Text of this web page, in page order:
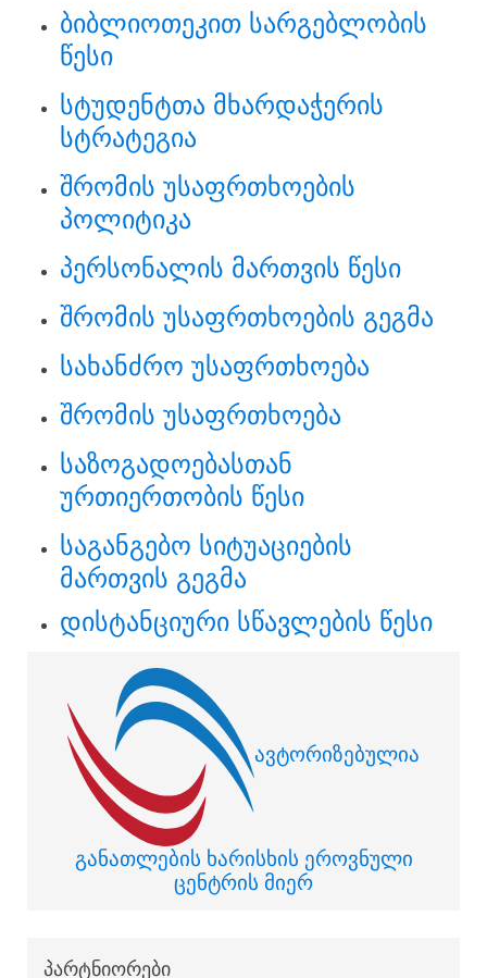
ბიბლიოთეკით სარგებლობის
წესი
სტუდენტთა მხარდაჭერის
სტრატეგია
შრომის უსაფრთხოების
პოლიტიკა
პერსონალის მართვის წესი
შრომის უსაფრთხოების გეგმა
სახანძრო უსაფრთხოება
შრომის უსაფრთხოება
საზოგადოებასთან
ურთიერთობის წესი
საგანგებო სიტუაციების
მართვის გეგმა
დისტანციური სწავლების წესი
ავტორიზებულია
განათლების ხარისხის ეროვნული
ცენტრის მიერ
პარტნიორები